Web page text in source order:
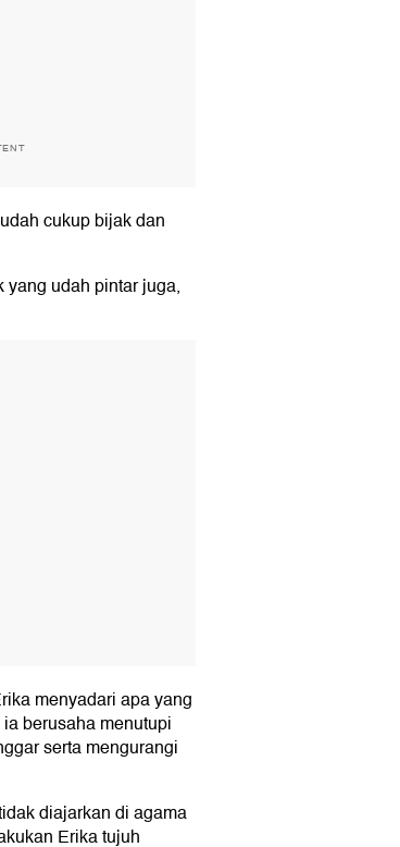
cukup bijak dan
yang udah pintar juga,
menyadari apa yang
berusaha menutupi
serta mengurangi
diajarkan di agama
Erika tujuh